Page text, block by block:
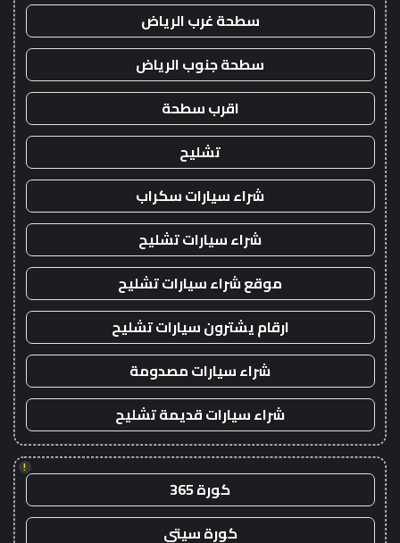
سطحة غرب الرياض
سطحة جنوب الرياض
اقرب سطحة
تشليح
شراء سيارات سكراب
شراء سيارات تشليح
موقع شراء سيارات تشليح
ارقام يشترون سيارات تشليح
شراء سيارات مصدومة
شراء سيارات قديمة تشليح
!
كورة 365
كورة سيتي